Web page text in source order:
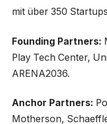
mit über 350
Founding Partners:
Play Tech Center,
ARENA2036.
Anchor Partners:
Motherson,